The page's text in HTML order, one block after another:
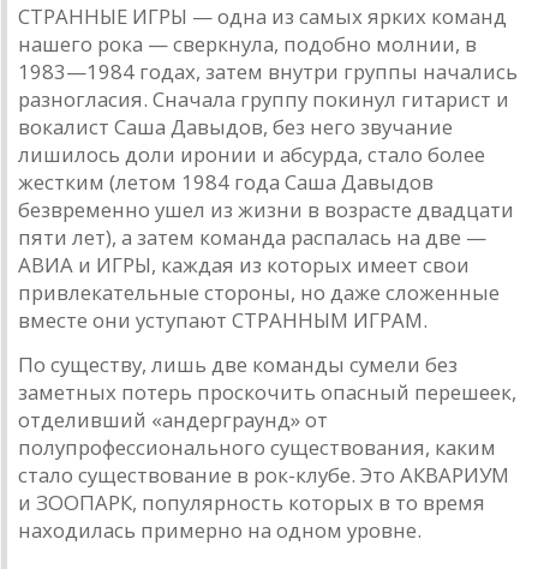
СТРАННЫЕ ИГРЫ — одна из самых ярких команд
нашего рока — сверкнула, подобно молнии, в
1983—1984 годах, затем внутри группы начались
разногласия. Сначала группу покинул гитарист и
вокалист Саша Давыдов, без него звучание
лишилось доли иронии и абсурда, стало более
жестким (летом 1984 года Саша Давыдов
безвременно ушел из жизни в возрасте двадцати
пяти лет), а затем команда распалась на две —
АВИА и ИГРЫ, каждая из которых имеет свои
привлекательные стороны, но даже сложенные
вместе они уступают СТРАННЫМ ИГРАМ.
По существу, лишь две команды сумели без
заметных потерь проскочить опасный перешеек,
отделивший «андерграунд» от
полупрофессионального существования, каким
стало существование в рок-клубе. Это АКВАРИУМ
и ЗООПАРК, популярность которых в то время
находилась примерно на одном уровне.